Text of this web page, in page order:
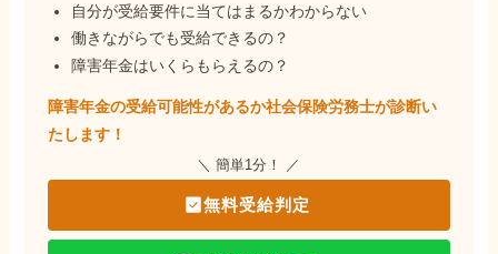
自分が受給要件に当てはまるかわからない
働きながらでも受給できるの？
障害年金はいくらもらえるの？
障害年金の受給可能性があるか社会保険労務士が診断い
たします！
＼ 簡単1分！ ／
無料受給判定